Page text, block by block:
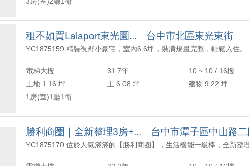
租不如買Lalaport東光園... 台中市北區東光東街
電梯大樓 31.7年
10 ~ 10 / 16樓
土地 1.16 坪
主 6.08 坪
建物 9.22 坪
1房(室)1廳1衛
勝利商圈｜全新整理3房+... 台中市潭子區中山路